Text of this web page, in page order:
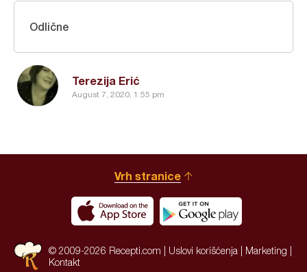
Terezija Erić
August 7, 2020, 1:55 pm
Odlične
Vrh stranice
© 2009-2026 Recepti.com | Uslovi korišćenja Marketing
Kontakt